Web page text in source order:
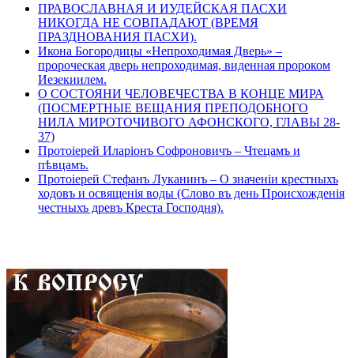
ПРАВОСЛАВНАЯ И ИУДЕЙСКАЯ ПАСХИ
НИКОГДА НЕ СОВПАДАЮТ (ВРЕМЯ
ПРАЗДНОВАНИЯ ПАСХИ).
Икона Богородицы «Непроходимая Дверь» –
пророческая дверь непроходимая, виденная пророком
Иезекиилем.
О СОСТОЯНИ ЧЕЛОВЕЧЕСТВА В КОНЦЕ МИРА
(ПОСМЕРТНЫЕ ВЕЩАНИЯ ПРЕПОДОБНОГО
НИЛА МИРОТОЧИВОГО АФОНСКОГО, ГЛАВЫ 28-
37)
Протоіерей Иларіонъ Софроновичъ – Чтецамъ и
пѣвцамъ.
Протоіерей Стефанъ Луканинъ – О значеніи крестныхъ
ходовъ и освященія воды (Слово въ день Происхожденія
честныхъ древъ Креста Господня).